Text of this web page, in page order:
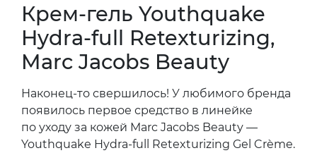
Крем-гель Youthquake
Hydra-full Retexturizing,
Marc Jacobs Beauty
Наконец-то свершилось! У любимого бренда
появилось первое средство в линейке
по уходу за кожей Marc Jacobs Beauty —
Youthquake Hydra-full Retexturizing Gel Crème.